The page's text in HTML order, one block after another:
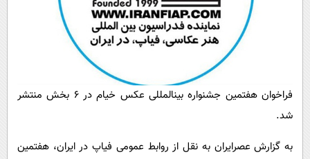
سلامت
فرهنگی
اجتماعی
فراخوان هفتمین جشنواره بین‎المللی عکس خیام در ۶ بخش منتشر
شد.
به گزارش عصرایران به نقل از روابط عمومی فیاپ در ایران، هفتمین